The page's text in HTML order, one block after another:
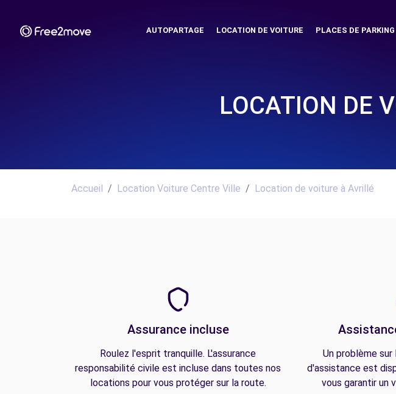
AUTOPARTAGE LOCATION DE VOITURE PLACES DE PARKING
LOCATION DE
Accueil Location Voiture Centre Ville Location de voiture à Avrillé
Assurance incluse
Roulez l'esprit tranquille. L'assurance
responsabilité civile est incluse dans toutes nos
locations pour vous protéger sur la route.
Un problème
d'assistance est
vous garantir un